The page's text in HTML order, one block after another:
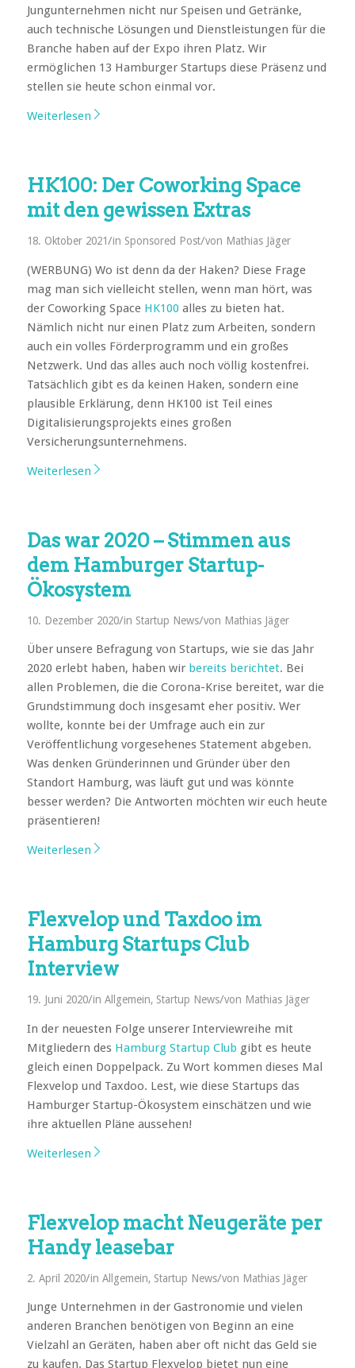
Jungunternehmen nicht nur Speisen und Getränke,
auch technische Lösungen und Dienstleistungen für die
Branche haben auf der Expo ihren Platz. Wir
ermöglichen 13 Hamburger Startups diese Präsenz und
stellen sie heute schon einmal vor.
Weiterlesen
HK100: Der Coworking Space
mit den gewissen Extras
18. Oktober 2021/in Sponsored Post/von Mathias Jäger
(WERBUNG) Wo ist denn da der Haken? Diese Frage
mag man sich vielleicht stellen, wenn man hört, was
der Coworking Space HK100 alles zu bieten hat.
Nämlich nicht nur einen Platz zum Arbeiten, sondern
auch ein volles Förderprogramm und ein großes
Netzwerk. Und das alles auch noch völlig kostenfrei.
Tatsächlich gibt es da keinen Haken, sondern eine
plausible Erklärung, denn HK100 ist Teil eines
Digitalisierungsprojekts eines großen
Versicherungsunternehmens.
Weiterlesen
Das war 2020 – Stimmen aus
dem Hamburger Startup-
Ökosystem
10. Dezember 2020/in Startup News/von Mathias Jäger
Über unsere Befragung von Startups, wie sie das Jahr
2020 erlebt haben, haben wir bereits berichtet. Bei
allen Problemen, die die Corona-Krise bereitet, war die
Grundstimmung doch insgesamt eher positiv. Wer
wollte, konnte bei der Umfrage auch ein zur
Veröffentlichung vorgesehenes Statement abgeben.
Was denken Gründerinnen und Gründer über den
Standort Hamburg, was läuft gut und was könnte
besser werden? Die Antworten möchten wir euch heute
präsentieren!
Weiterlesen
Flexvelop und Taxdoo im
Hamburg Startups Club
Interview
19. Juni 2020/in Allgemein, Startup News/von Mathias Jäger
In der neuesten Folge unserer Interviewreihe mit
Mitgliedern des Hamburg Startup Club gibt es heute
gleich einen Doppelpack. Zu Wort kommen dieses Mal
Flexvelop und Taxdoo. Lest, wie diese Startups das
Hamburger Startup-Ökosystem einschätzen und wie
ihre aktuellen Pläne aussehen!
Weiterlesen
Flexvelop macht Neugeräte per
Handy leasebar
2. April 2020/in Allgemein, Startup News/von Mathias Jäger
Junge Unternehmen in der Gastronomie und vielen
anderen Branchen benötigen von Beginn an eine
Vielzahl an Geräten, haben aber oft nicht das Geld sie
zu kaufen. Das Startup Flexvelop bietet nun eine